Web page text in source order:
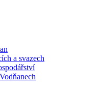
a svazech